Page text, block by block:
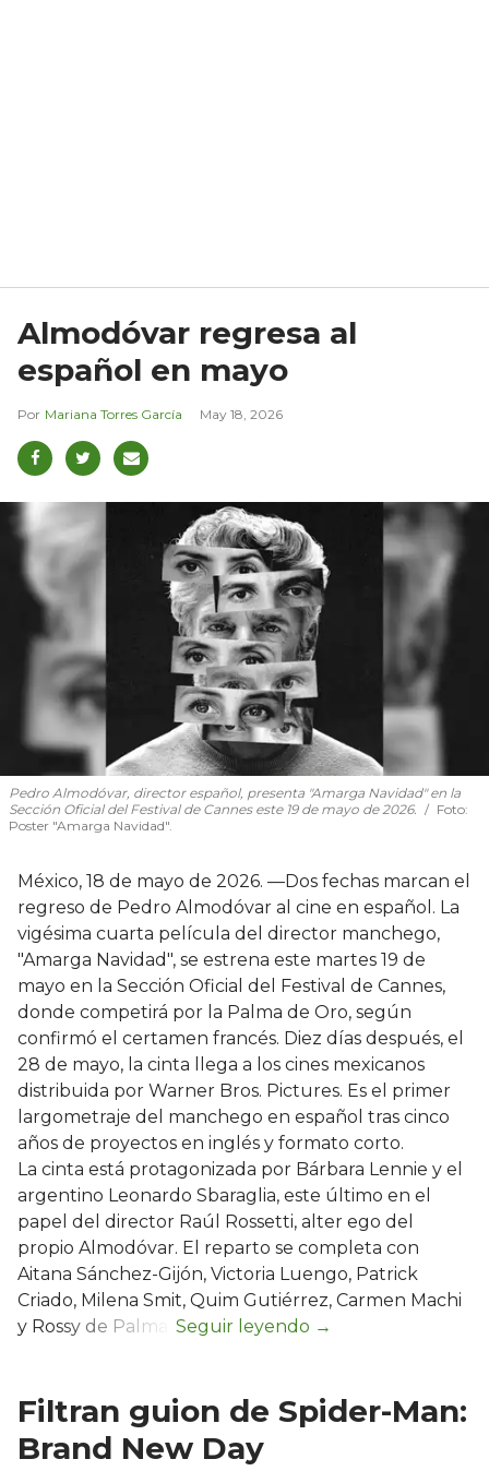
Almodóvar regresa al
español en mayo
Mariana Torres García May 18, 2026
Pedro Almodóvar, director español, presenta "Amarga Navidad" en la
Sección Oficial del Festival de Cannes este 19 de mayo de 2026.
Foto:
Poster "Amarga Navidad".
México, 18 de mayo de 2026. —Dos fechas marcan el
regreso de Pedro Almodóvar al cine en español. La
vigésima cuarta película del director manchego,
"Amarga Navidad", se estrena este martes 19 de
mayo en la Sección Oficial del Festival de Cannes,
donde competirá por la Palma de Oro, según
confirmó el certamen francés. Diez días después, el
28 de mayo, la cinta llega a los cines mexicanos
distribuida por Warner Bros. Pictures. Es el primer
largometraje del manchego en español tras cinco
años de proyectos en inglés y formato corto.
La cinta está protagonizada por Bárbara Lennie y el
argentino Leonardo Sbaraglia, este último en el
papel del director Raúl Rossetti, alter ego del
propio Almodóvar. El reparto se completa con
Aitana Sánchez-Gijón, Victoria Luengo, Patrick
Criado, Milena Smit, Quim Gutiérrez, Carmen Machi
y Rossy de Palma.
Filtran guion de Spider-Man:
Brand New Day